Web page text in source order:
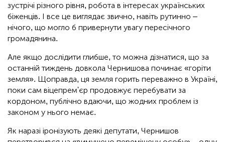
зустрічі різного рівня, робота в інтересах українських
біженців. І все це виглядає звично, навіть рутинно –
нічого, що могло б привернути увагу пересічного
громадянина.
Але якщо дослідити глибше, то можна дізнатися, що за
останній тиждень довкола Чернишова починає «горіти
земля». Щоправда, ця земля горить переважно в Україні,
поки сам віцепрем'єр продовжує перебувати за
кордоном, публічно вдаючи, що жодних проблем із
законом у нього немає.
Як наразі іронізують деякі депутати, Чернишов